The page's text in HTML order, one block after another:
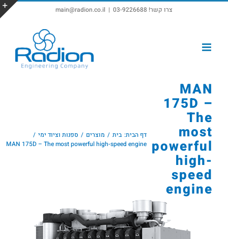
צרו קשר! 03-9226688 |
main@radion.co.il
MAN
175D –
The
most
powerful
high-
speed
engine
דף הבית: בית מוצרים
ספנות וציוד ימי
MAN 175D – The most powerful high-speed engine